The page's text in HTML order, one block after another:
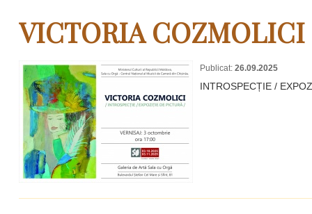
VICTORIA COZMOLICI
Publicat: 26.09.2025
INTROSPECȚIE /